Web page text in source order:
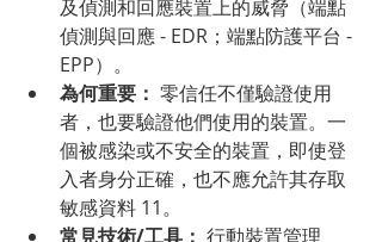
及偵測和回應裝置上的威脅（端點
偵測與回應 - EDR；端點防護平台 -
EPP）。
為何重要： 零信任不僅驗證使用
者，也要驗證他們使用的裝置。一
個被感染或不安全的裝置，即使登
入者身分正確，也不應允許其存取
敏感資料 11。
常見技術/工具： 行動裝置管理